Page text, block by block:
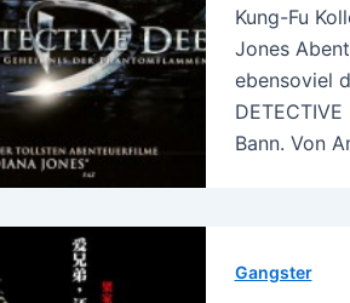
Kung-Fu
Jones
ebensoviel
Bann. Von
Gangster